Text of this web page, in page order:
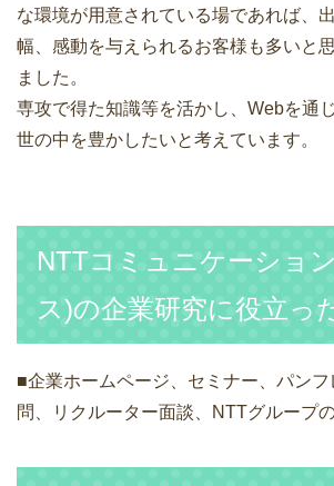
な環境が用意されている場であれば、
幅、感動を与えられるお客様も多いと
ました。
専攻で得た知識等を活かし、Webを通
世の中を豊かしたいと考えています。
NTTコミュニケーショ
ス)の企業研究に役立っ
■企業ホームページ、セミナー、パン
問、リクルーター面談、NTTグループ